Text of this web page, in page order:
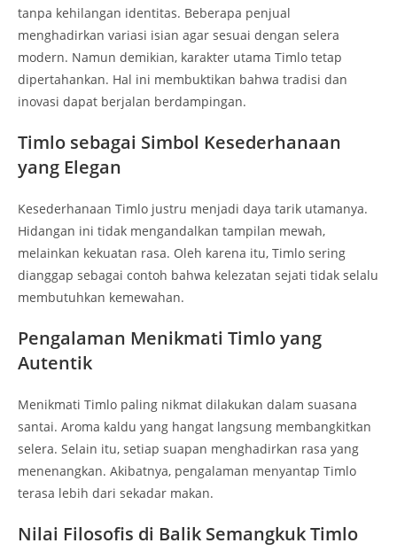
tanpa kehilangan identitas. Beberapa penjual
menghadirkan variasi isian agar sesuai dengan selera
modern. Namun demikian, karakter utama Timlo tetap
dipertahankan. Hal ini membuktikan bahwa tradisi dan
inovasi dapat berjalan berdampingan.
Timlo sebagai Simbol Kesederhanaan
yang Elegan
Kesederhanaan Timlo justru menjadi daya tarik utamanya.
Hidangan ini tidak mengandalkan tampilan mewah,
melainkan kekuatan rasa. Oleh karena itu, Timlo sering
dianggap sebagai contoh bahwa kelezatan sejati tidak selalu
membutuhkan kemewahan.
Pengalaman Menikmati Timlo yang
Autentik
Menikmati Timlo paling nikmat dilakukan dalam suasana
santai. Aroma kaldu yang hangat langsung membangkitkan
selera. Selain itu, setiap suapan menghadirkan rasa yang
menenangkan. Akibatnya, pengalaman menyantap Timlo
terasa lebih dari sekadar makan.
Nilai Filosofis di Balik Semangkuk Timlo